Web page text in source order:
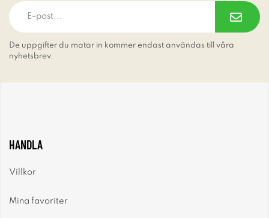
De uppgifter du matar in kommer endast användas till våra
nyhetsbrev.
HANDLA
Villkor
Mina favoriter